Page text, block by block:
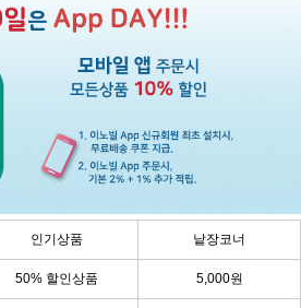
인기상품 낱장코너
50% 할인상품 5,000원